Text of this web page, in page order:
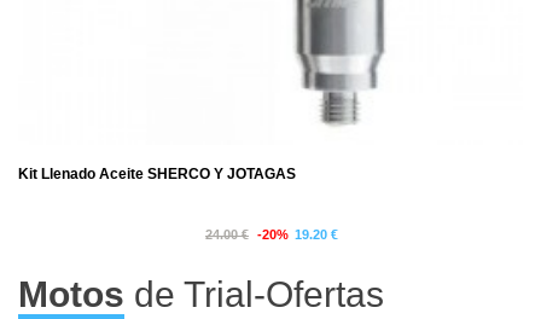
Kit Llenado Aceite SHERCO Y JOTAGAS
24.00 € -20% 19.20 €
Motos de Trial-Ofertas